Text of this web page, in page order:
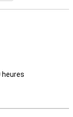
heures